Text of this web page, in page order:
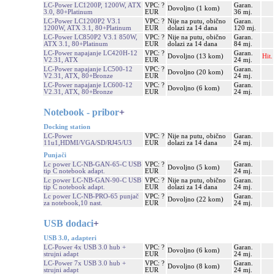
LC-Power LC1200P, 1200W, ATX
3.0, 80+Platinum
VPC: ?
EUR
Dovoljno (1 kom)
Garan.
36 mj.
LC-Power LC1200P2 V3.1
1200W, ATX 3.1, 80+Platinum
VPC: ?
EUR
Nije na putu, obično
dolazi za 14 dana
Garan.
120 mj.
LC-Power LC850P2 V3.1 850W,
ATX 3.1, 80+Platinum
VPC: ?
EUR
Nije na putu, obično
dolazi za 14 dana
Garan.
84 mj.
LC-Power napajanje LC420H-12
V2.31, ATX
VPC: ?
EUR
Dovoljno (13 kom)
Garan.
24 mj.
Hit.
LC-Power napajanje LC500-12
V2.31, ATX, 80+Bronze
VPC: ?
EUR
Dovoljno (20 kom)
Garan.
24 mj.
LC-Power napajanje LC600-12
V2.31, ATX, 80+Bronze
VPC: ?
EUR
Dovoljno (6 kom)
Garan.
24 mj.
Notebook - pribor+
Docking station
LC-Power
11u1,HDMI/VGA/SD/RJ45/U3
VPC: ?
EUR
Nije na putu, obično
dolazi za 14 dana
Garan.
24 mj.
Punjači
Lc power LC-NB-GAN-65-C USB
tip C notebook adapt.
VPC: ?
EUR
Dovoljno (5 kom)
Garan.
24 mj.
Lc power LC-NB-GAN-90-C USB
tip C notebook adapt.
VPC: ?
EUR
Nije na putu, obično
dolazi za 14 dana
Garan.
24 mj.
Lc power LC-NB-PRO-65 punjač
za notebook,10 nast.
VPC: ?
EUR
Dovoljno (22 kom)
Garan.
24 mj.
USB dodaci+
USB 3.0, adapteri
LC-Power 4x USB 3.0 hub +
strujni adapt
VPC: ?
EUR
Dovoljno (6 kom)
Garan.
24 mj.
LC-Power 7x USB 3.0 hub +
strujni adapt
VPC: ?
EUR
Dovoljno (8 kom)
Garan.
24 mj.